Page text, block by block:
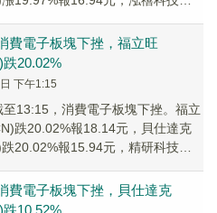
費電子板塊下挫，福立旺
跌20.02%
下午1:15
13:15，消費電子板塊下挫。福立
跌20.02%報18.14元，貝仕達克
20.02%報15.94元，精研科技
費電子板塊下挫，貝仕達克
跌10.52%